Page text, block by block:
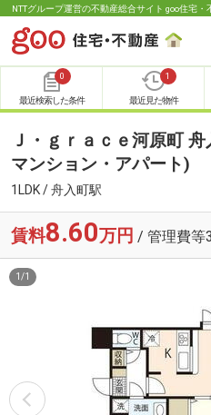
NTTグループ運営の不動産総合サイト goo住宅・
0
最近検索した条件
1
最近見た物件
Ｊ・ｇｒａｃｅ河原町
マンション・アパート)
1LDK / 舟入町駅
賃料8.60万円 / 管理費等
1 /1